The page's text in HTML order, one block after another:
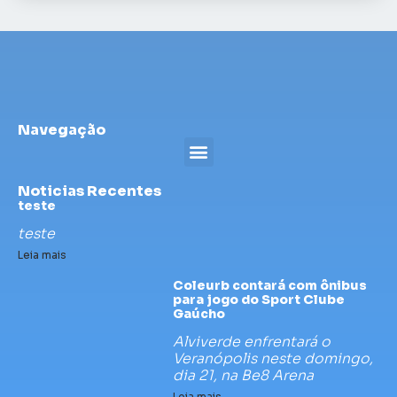
Navegação
Noticias Recentes
teste
teste
Leia mais
Coleurb contará com ônibus
para jogo do Sport Clube
Gaúcho
Alviverde enfrentará o
Veranópolis neste domingo,
dia 21, na Be8 Arena